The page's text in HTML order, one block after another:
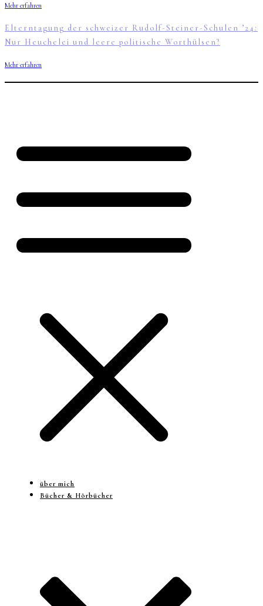
Mehr erfahren
Elterntagung der schweizer Rudolf-Steiner-Schulen ’24:
Nur Heuchelei und leere politische Worthülsen?
Mehr erfahren
über mich
Bücher & Hörbücher